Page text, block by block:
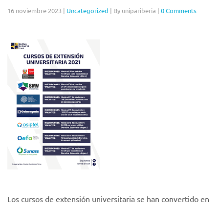
16 noviembre 2023 | Uncategorized | By unipariberia | 0 Comments
Los cursos de extensión universitaria se han convertido en